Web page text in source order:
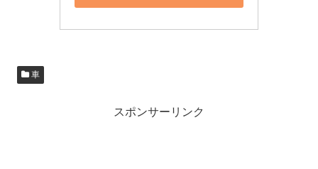
車
スポンサーリンク